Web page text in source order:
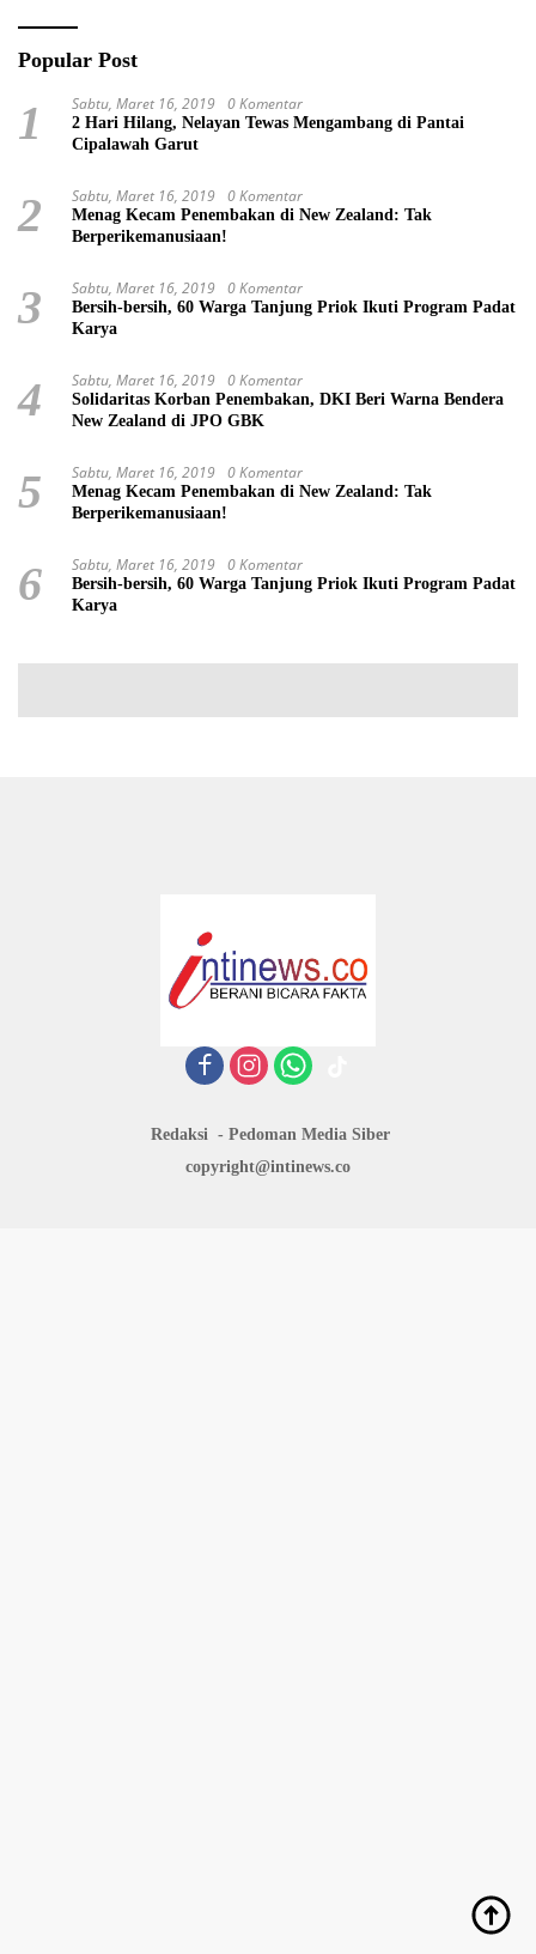
Popular Post
1 Sabtu, Maret 16, 2019 0 Komentar
2 Hari Hilang, Nelayan Tewas Mengambang di Pantai
Cipalawah Garut
2 Sabtu, Maret 16, 2019 0 Komentar
Menag Kecam Penembakan di New Zealand: Tak
Berperikemanusiaan!
3 Sabtu, Maret 16, 2019 0 Komentar
Bersih-bersih, 60 Warga Tanjung Priok Ikuti Program Padat
Karya
4 Sabtu, Maret 16, 2019 0 Komentar
Solidaritas Korban Penembakan, DKI Beri Warna Bendera
New Zealand di JPO GBK
5 Sabtu, Maret 16, 2019 0 Komentar
Menag Kecam Penembakan di New Zealand: Tak
Berperikemanusiaan!
6 Sabtu, Maret 16, 2019 0 Komentar
Bersih-bersih, 60 Warga Tanjung Priok Ikuti Program Padat
Karya
Redaksi
Pedoman Media Siber
copyright@intinews.co